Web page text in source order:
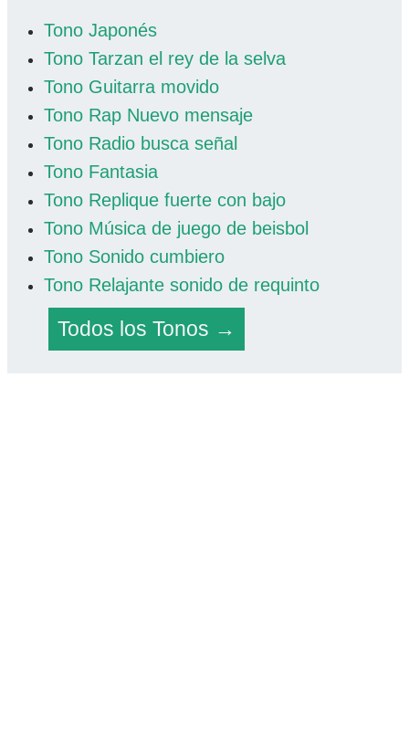
Tono Japonés
Tono Tarzan el rey de la selva
Tono Guitarra movido
Tono Rap Nuevo mensaje
Tono Radio busca señal
Tono Fantasia
Tono Replique fuerte con bajo
Tono Música de juego de beisbol
Tono Sonido cumbiero
Tono Relajante sonido de requinto
Todos los Tonos →